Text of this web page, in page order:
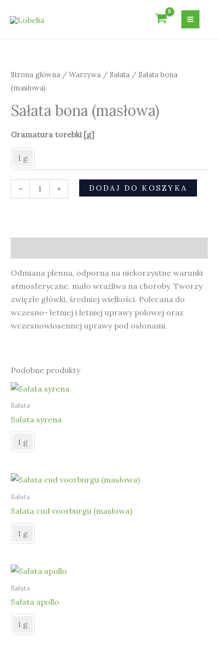
Strona główna /Warzywa / Sałata / Sałata bona
(masłowa)
Sałata bona (masłowa)
Gramatura torebki [g]
1 g
-
bona
(masłowa)
+ DODAJ DO KOSZYKA
Odmiana plenna, odporna na niekorzystne warunki
atmosferyczne, mało wrażliwa na choroby. Tworzy
zwięzłe główki, średniej wielkości. Polecana do
wczesno- letniej i letniej uprawy polowej oraz
wczesnowiosennej uprawy pod osłonami.
Podobne produkty
Sałata
Sałata syrena
1 g
Sałata
Sałata cud voorburgu (masłowa)
1 g
Sałata
Sałata apollo
1 g